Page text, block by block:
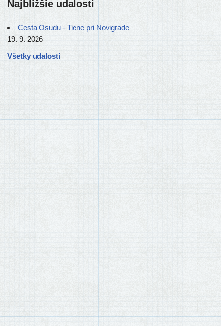
Najbližšie udalosti
Cesta Osudu - Tiene pri Novigrade
19. 9. 2026
Všetky udalosti